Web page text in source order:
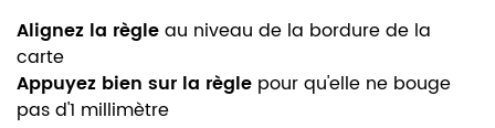
Alignez la règleau niveau de la bordure de la
carte
Appuyez bien sur la règle pour qu'elle ne bouge
pas d'1 millimètre